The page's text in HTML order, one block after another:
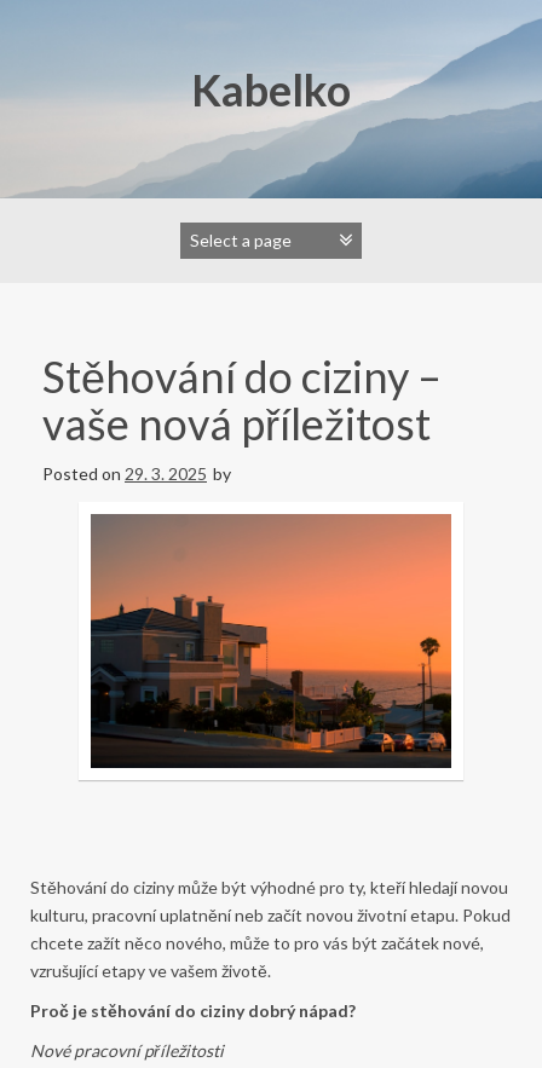
Kabelko
Stěhování do ciziny –
vaše nová příležitost
Posted on 29. 3. 2025 by
Stěhování do ciziny může být výhodné pro ty, kteří hledají novou
kulturu, pracovní uplatnění neb začít novou životní etapu. Pokud
chcete zažít něco nového, může to pro vás být začátek nové,
vzrušující etapy ve vašem životě.
Proč je stěhování do ciziny dobrý nápad?
Nové pracovní příležitosti